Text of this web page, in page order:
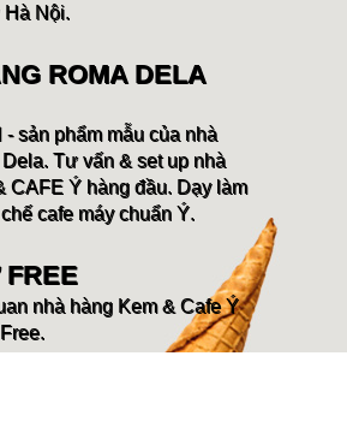
Hà Nội.
ROMA DELA
- sản phẩm mẫu của nhà
Tư vấn & set up nhà
CAFE Ý hàng đầu. Dạy làm
cafe máy chuẩn Ý.
nhà hàng Kem & Cafe Ý